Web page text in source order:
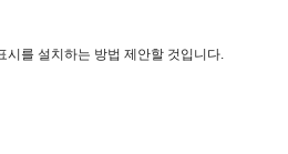
시를 설치하는 방법 제안할 것입니다.